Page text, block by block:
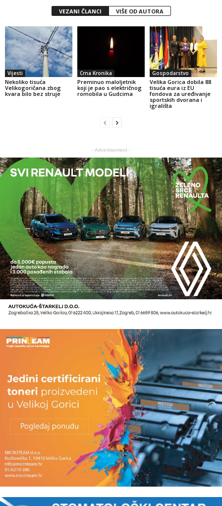
VEZANI ČLANCI VIŠE OD AUTORA
Vijesti
Nekoliko tisuća
Velikogoričana zbog
kvara bilo bez struje
Crna Kronika
Preminuo maloljetnik
koji je pao s električnog
romobila u Gudcima
Gospodarstvo
Velika Gorica dobila 88
tisuća eura iz EU
fondova za uređivanje
sportskih dvorana i
igrališta
- Advertisement -